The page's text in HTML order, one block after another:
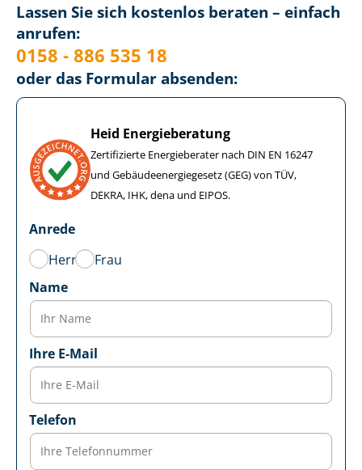
Lassen Sie sich kostenlos beraten – einfach
anrufen:
0158 - 886 535 18
oder das Formular absenden:
Heid Energieberatung
Zertifizierte Energieberater nach DIN EN 16247
und Ge­bäu­de­en­er­gie­ge­setz (GEG) von TÜV,
DEKRA, IHK, dena und EIPOS.
Anrede
Herr
Frau
Name
Ihre E-Mail
Telefon